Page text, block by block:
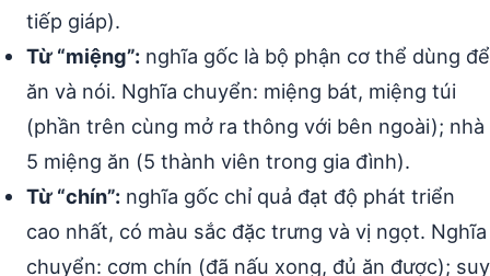
tiếp giáp).
Từ “miệng”: nghĩa gốc là bộ phận cơ thể dùng để
ăn và nói. Nghĩa chuyển: miệng bát, miệng túi
(phần trên cùng mở ra thông với bên ngoài); nhà
5 miệng ăn (5 thành viên trong gia đình).
Từ “chín”: nghĩa gốc chỉ quả đạt độ phát triển
cao nhất, có màu sắc đặc trưng và vị ngọt. Nghĩa
chuyển: cơm chín (đã nấu xong, đủ ăn được); suy